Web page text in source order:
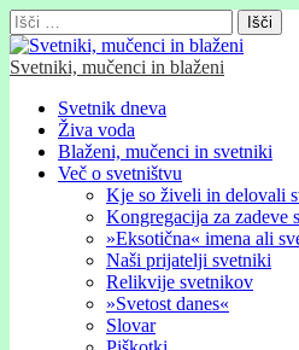
Išči:
Svetniki, mučenci in blaženi
Glavni
meni
Skip
content
Svetnik dneva
Živa voda
Blaženi, mučenci in svetniki
Več o svetništvu
Kje so živeli in delovali
Kongregacija za zadeve
»Eksotična« imena ali
Naši prijatelji svetniki
Relikvije svetnikov
»Svetost danes«
Slovar